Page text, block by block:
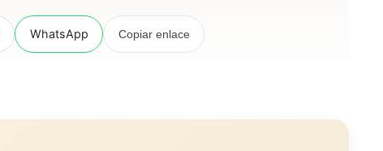
WhatsApp Copiar enlace